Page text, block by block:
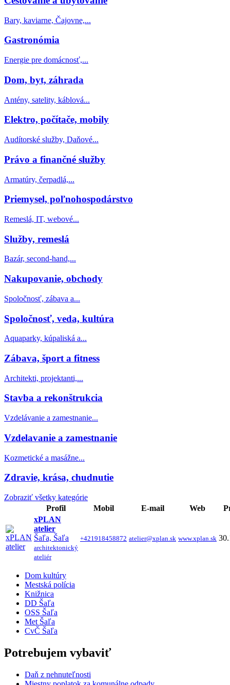
Bary, kaviarne, Čajovne,...
Gastronómia
Energie pre domácnosť,...
Dom, byt, záhrada
Antény, satelity, káblová...
Elektro, počítače, mobily
Audítorské služby, Daňové...
Právo a finančné služby
Armatúry, čerpadlá,...
Priemysel, poľnohospodárstvo
Remeslá, IT, webové...
Služby, remeslá
Bazár, second-hand,...
Nakupovanie, obchody
Spoločnosť, zábava a...
Spoločnosť, veda, kultúra
Aquaparky, kúpaliská a...
Zábava, šport a fitness
Architekti, projektanti,...
Stavba a rekonštrukcia
Vzdelávanie a zamestnanie...
Vzdelavanie a zamestnanie
Kozmetické a masážne...
Zdravie, krása, chudnutie
Zobraziť všetky kategórie
Profil
Mobil E-mail Web
xPLAN
atelier
Šaľa, Šaľa
architektonický
ateliér
+421918458872 atelier@xplan.sk www.xplan.sk
Dom kultúry
Mestská polícia
Knižnica
DD Šaľa
OSS Šaľa
Met Šaľa
CvČ Šaľa
Potrebujem vybaviť
Daň z nehnuteľnosti